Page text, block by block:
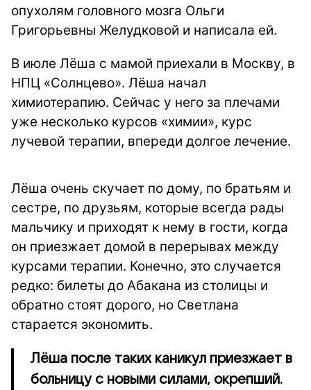
опухолям головного мозга Ольги
Григорьевны Желудковой и написала ей.
В июле Лёша с мамой приехали в Москву, в
НПЦ «Солнцево». Лёша начал
химиотерапию. Сейчас у него за плечами
уже несколько курсов «химии», курс
лучевой терапии, впереди долгое лечение.
Лёша очень скучает по дому, по братьям и
сестре, по друзьям, которые всегда рады
мальчику и приходят к нему в гости, когда
он приезжает домой в перерывах между
курсами терапии. Конечно, это случается
редко: билеты до Абакана из столицы и
обратно стоят дорого, но Светлана
старается экономить.
Лёша после таких каникул приезжает в
больницу с новыми силами, окрепший.